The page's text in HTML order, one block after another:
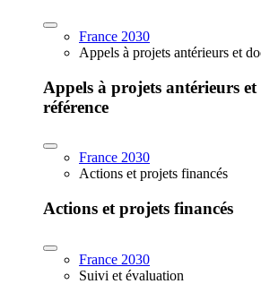
France 2030
Appels à projets antérieurs et
Appels à projets antérieurs et
référence
France 2030
Actions et projets financés
Actions et projets financés
France 2030
Suivi et évaluation